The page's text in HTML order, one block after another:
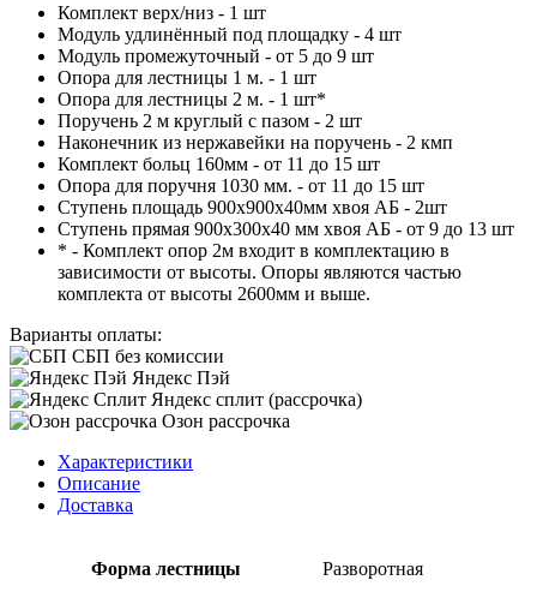
Комплект верх/низ - 1 шт
Модуль удлинённый под площадку - 4 шт
Модуль промежуточный - от 5 до 9 шт
Опора для лестницы 1 м. - 1 шт
Опора для лестницы 2 м. - 1 шт*
Поручень 2 м круглый с пазом - 2 шт
Наконечник из нержавейки на поручень - 2 кмп
Комплект больц 160мм - от 11 до 15 шт
Опора для поручня 1030 мм. - от 11 до 15 шт
Ступень площадь 900х900х40мм хвоя АБ - 2шт
Ступень прямая 900х300х40 мм хвоя АБ - от 9 до 13 шт
* - Комплект опор 2м входит в комплектацию в
зависимости от высоты. Опоры являются частью
комплекта от высоты 2600мм и выше.
Варианты оплаты:
СБП без комиссии
Яндекс Пэй
Яндекс сплит (рассрочка)
Озон рассрочка
Характеристики
Описание
Доставка
Форма лестницы Разворотная